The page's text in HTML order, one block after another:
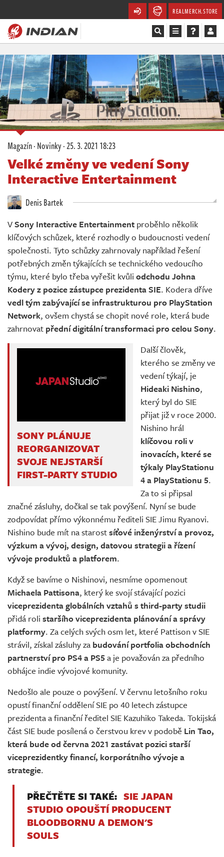
REALMERCH.STORE
Magazín
Recenze
Videa
Soutěže
Databáze
Komunita
Redakce
Živě
Magazín·Novinky·25. 3. 2021 18:23
Velké změny ve vedení Sony
Interactive Entertainment
Denis Bartek
VSony Interactive Entertainment proběhlo několik
klíčových schůzek, které rozhodly o budoucnosti vedení
společnosti. Tyto schůzky zahrnovaly například řešení
potřebných změn týkajících se technického vedoucího
týmu, které bylo třeba vyřešit kvůli odchodu Johna
Kodery z pozice zástupce prezidenta SIE. Kodera dříve
vedl tým zabývající se infrastrukturou pro PlayStation
Network, ovšem chystá se chopit nové role, která bude
zahrnovat přední digitální transformaci pro celou Sony.
SONY PLÁNUJE
REORGANIZOVAT
SVOJE NEJSTARŠÍ
FIRST-PARTY STUDIO
Další člověk,
kterého se změny ve
vedení týkají, je
Hideaki Nishino,
který byl do SIE
přijat již v roce 2000.
Nishino hrál
klíčovou roli v
inovacích, které se
týkaly PlayStationu
4 a PlayStationu 5.
Za to si připsal
značné zásluhy, dočkal se tak povýšení. Nyní se bude
zodpovídat přímo výkonnému řediteli SIE Jimu Ryanovi.
Nishino bude mít na starostsíťové inženýrství a provoz,
výzkum a vývoj, design, datovou strategii a řízení
vývoje produktů a platforem.
Když se bavíme o Nishinovi, nesmíme opomenout
Michaela Pattisona, který ke svojí stávající pozici
viceprezidenta globálních vztahů s third-party studii
přidá roli staršího viceprezidenta plánování a správy
platformy. Za celých svých osm let, které Pattison v SIE
strávil, získal zásluhy za budování portfolia obchodních
partnerství pro PS4 a PS5 a je považován za předního
obhájce indie vývojové komunity.
Nedošlo ale pouze o povýšení. V červnu letošního roku
opustí finanční oddělení SIE po 40 letech zástupce
prezidenta a finanční ředitel SIE Kazuhiko Takeda. Tokijská
část SIE bude posílená o čerstvou krev v podobě Lin Tao,
která bude od června 2021 zastávat pozici starší
viceprezidentky financí, korporátního vývoje a
strategie.
PŘEČTĚTE SI TAKÉ: SIE JAPAN
STUDIO OPOUŠTÍ PRODUCENT
BLOODBORNU A DEMON'S
SOULS